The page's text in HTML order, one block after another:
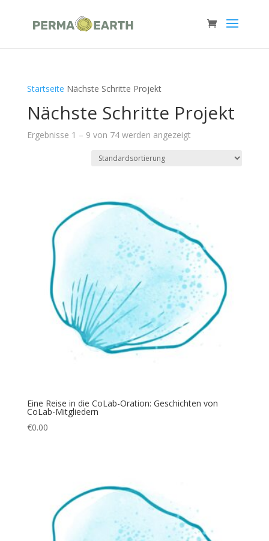
Startseite Nächste Schritte Projekt
Nächste Schritte Projekt
Ergebnisse 1 – 9 von 74 werden angezeigt
Eine Reise in die CoLab-Oration: Geschichten von
CoLab-Mitgliedern
€0.00